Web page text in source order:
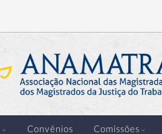
Convênios Comissões